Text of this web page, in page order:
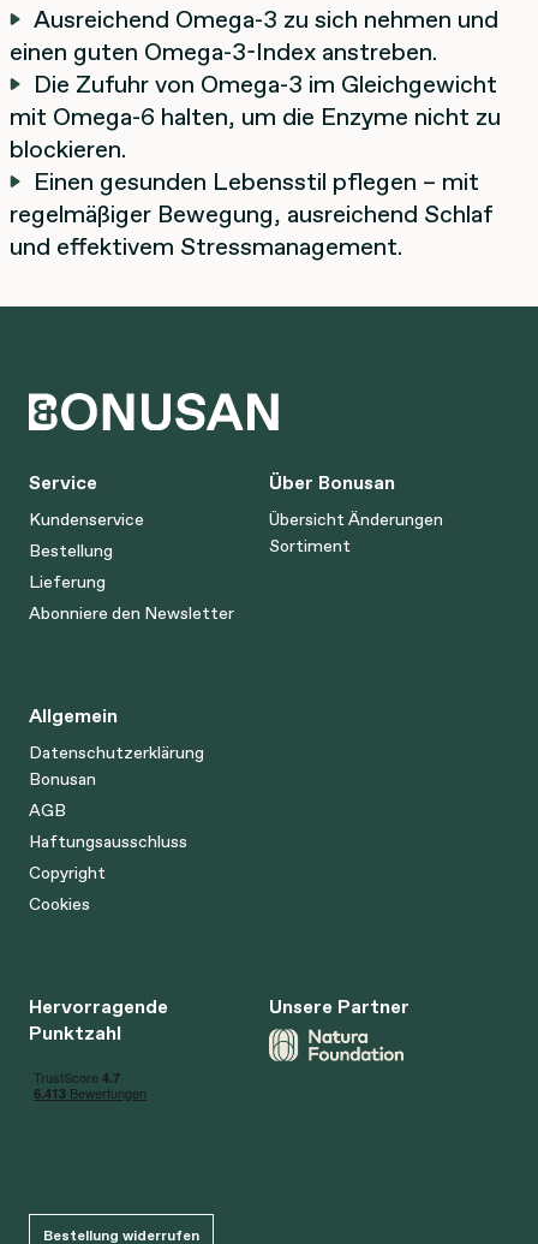
Ausreichend Omega-3 zu sich nehmen und
einen guten Omega-3-Index anstreben.
Die Zufuhr von Omega-3 im Gleichgewicht
mit Omega-6 halten, um die Enzyme nicht zu
blockieren.
Einen gesunden Lebensstil pflegen – mit
regelmäßiger Bewegung, ausreichend Schlaf
und effektivem Stressmanagement.
Service
Kundenservice
Bestellung
Lieferung
Abonniere den Newsletter
Über Bonusan
Übersicht Änderungen
Sortiment
Allgemein
Datenschutzerklärung
Bonusan
AGB
Haftungsausschluss
Copyright
Cookies
Hervorragende
Punktzahl
Unsere Partner
Bestellung widerrufen